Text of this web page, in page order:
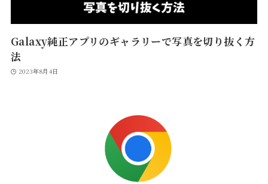
Galaxy純正アプリのギャラリーで写真を切り抜く方
法
2023年8月4日